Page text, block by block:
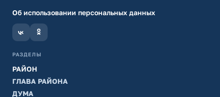
Об использовании персональных данных
РАЗДЕЛЫ
РАЙОН
ГЛАВА РАЙОНА
ДУМА